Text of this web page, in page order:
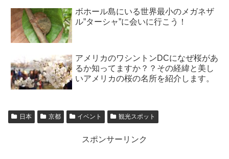
ボホール島にいる世界最小のメガネザ
ル”ターシャ”に会いに行こう！
アメリカのワシントンDCになぜ桜があ
るか知ってますか？？その経緯と美し
いアメリカの桜の名所を紹介します。
日本 京都 イベント 観光スポット
スポンサーリンク